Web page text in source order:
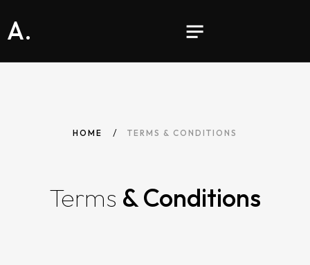
A.
HOME TERMS & CONDITIONS
Terms & Conditions